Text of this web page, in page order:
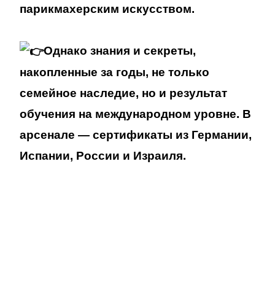
парикмахерским искусством.
Однако знания и секреты,
накопленные за годы, не только
семейное наследие, но и результат
обучения на международном уровне. В
арсенале — сертификаты из Германии,
Испании, России и Израиля.